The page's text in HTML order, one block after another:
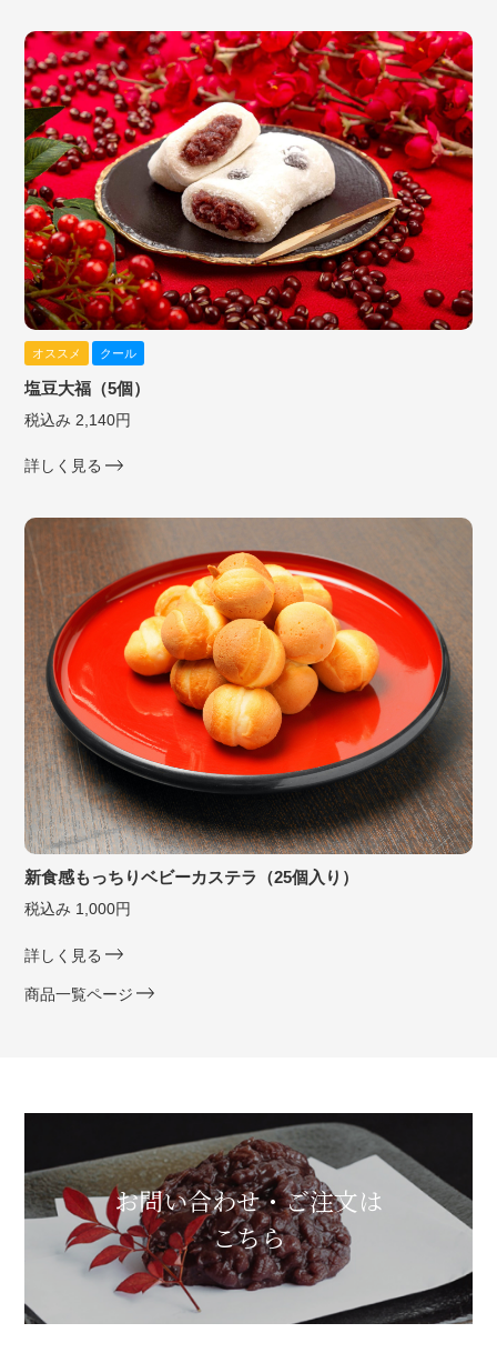
オススメ クール
塩豆大福（5個）
税込み 2,140円
詳しく見る
新食感もっちりベビーカステラ（25個入り）
税込み 1,000円
詳しく見る
商品一覧ページ
お問い合わせ・ご注文は
こちら